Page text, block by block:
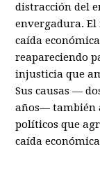
distracción del
envergadura. El
caída
reapareciendo
injusticia que
Sus causas —
años— también
políticos que
caída